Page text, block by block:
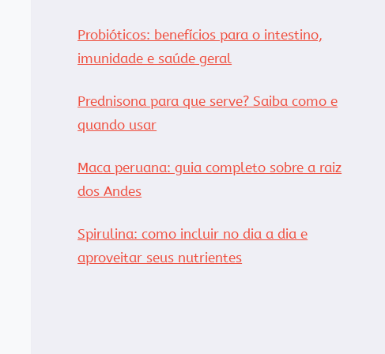
Probióticos: benefícios para o intestino,
imunidade e saúde geral
Prednisona para que serve? Saiba como e
quando usar
Maca peruana: guia completo sobre a raiz
dos Andes
Spirulina: como incluir no dia a dia e
aproveitar seus nutrientes